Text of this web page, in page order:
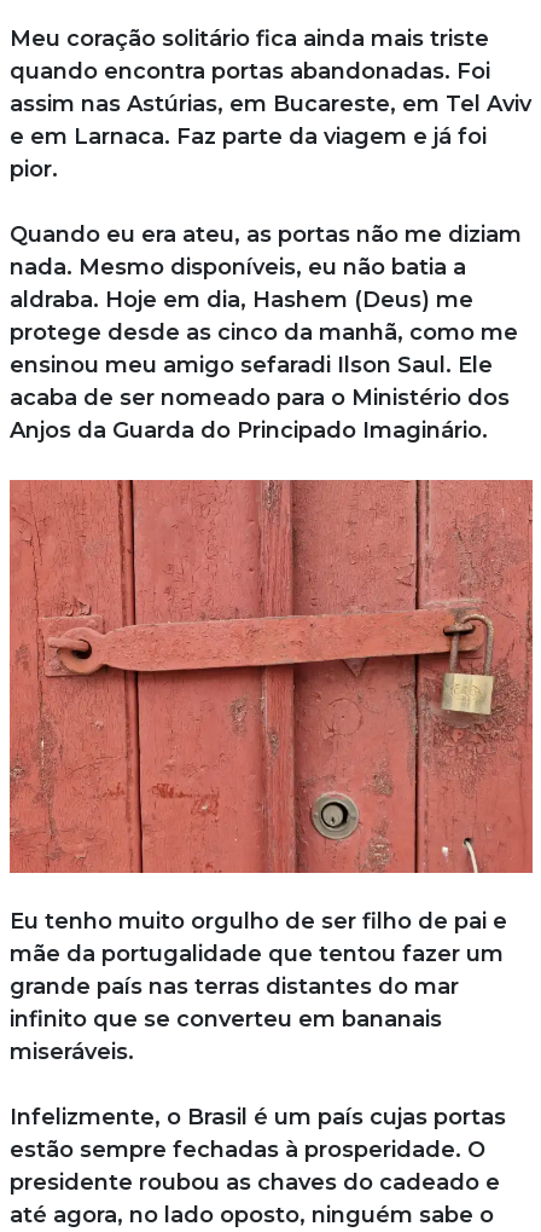
Meu coração solitário fica ainda mais triste
quando encontra portas abandonadas. Foi
assim nas Astúrias, em Bucareste, em Tel Aviv
e em Larnaca. Faz parte da viagem e já foi
pior.
Quando eu era ateu, as portas não me diziam
nada. Mesmo disponíveis, eu não batia a
aldraba. Hoje em dia, Hashem (Deus) me
protege desde as cinco da manhã, como me
ensinou meu amigo sefaradi Ilson Saul. Ele
acaba de ser nomeado para o Ministério dos
Anjos da Guarda do Principado Imaginário.
Eu tenho muito orgulho de ser filho de pai e
mãe da portugalidade que tentou fazer um
grande país nas terras distantes do mar
infinito que se converteu em bananais
miseráveis.
Infelizmente, o Brasil é um país cujas portas
estão sempre fechadas à prosperidade. O
presidente roubou as chaves do cadeado e
até agora, no lado oposto, ninguém sabe o